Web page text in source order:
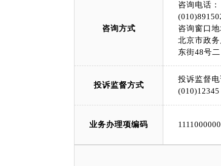
咨询方式
咨询电话：
咨询窗口
北京市政
东街48号
投诉监督方式
投诉监督
(010)12345
业务办理项编码